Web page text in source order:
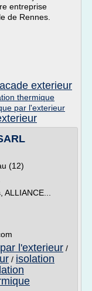
entreprise
de Rennes.
exterieur
thermique
par l'exterieur
(12)
l'exterieur /
/ isolation